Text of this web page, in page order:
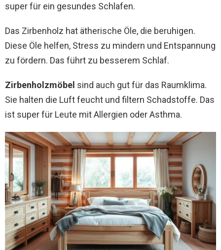
super für ein gesundes Schlafen.
Das Zirbenholz hat ätherische Öle, die beruhigen.
Diese Öle helfen, Stress zu mindern und Entspannung
zu fördern. Das führt zu besserem Schlaf.
Zirbenholzmöbel sind auch gut für das Raumklima.
Sie halten die Luft feucht und filtern Schadstoffe. Das
ist super für Leute mit Allergien oder Asthma.